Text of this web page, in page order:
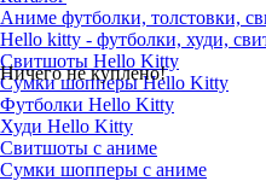
Ничего не куплено!
Аниме футболки, толстовки,
Hello kitty - футболки, худи,
Свитшоты Hello Kitty
Сумки шопперы Hello Kitty
Футболки Hello Kitty
Худи Hello Kitty
Свитшоты с аниме
Сумки шопперы с аниме